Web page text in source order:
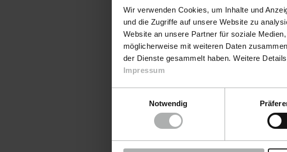
Wir verwenden Cookies, um Inhalte und
und die Zugriffe auf unsere Website zu
Website an unsere Partner für soziale
möglicherweise mit weiteren Daten
der Dienste gesammelt haben. Weitere
Impressum
Notwendig